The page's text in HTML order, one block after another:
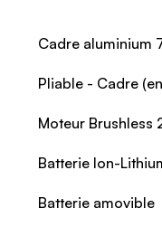
Cadre aluminium
Pliable - Cadre
Moteur Brushless
Batterie Ion-
Batterie amovible